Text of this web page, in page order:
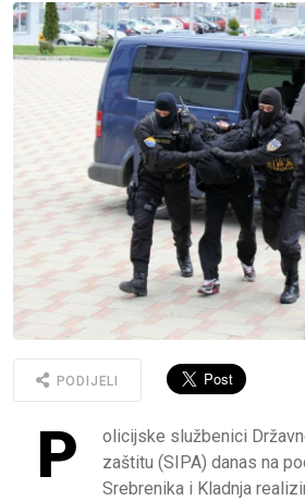
PODIJELI
P
olicijske službenici
zaštitu (SIPA) danas na
Srebrenika i Kladnja